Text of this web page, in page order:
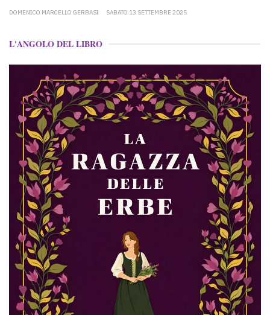
DOMENICO MARCELLO GERBASI SABATO 13 SETTEMBRE 2025
L'ANGOLO DEL LIBRO